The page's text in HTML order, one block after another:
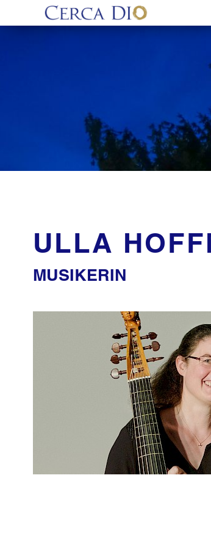
ULLA
MUSIKERIN